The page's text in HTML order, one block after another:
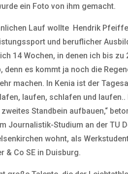
ein Foto von ihm gemacht.
Lauf wollte Hendrik
und beruflicher
14 Wochen, in denen ich bis
denn es kommt ja noch die
machen. In Kenia ist der
laufen, schlafen und
Standbein aufbauen,“
Journalistik-Studium an der TU
wohnt, als
& Co SE in Duisburg.